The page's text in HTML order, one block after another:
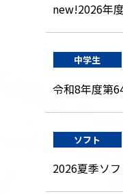
new!2026年
中学生
令和8年度第
ソフト
2026夏季ソ